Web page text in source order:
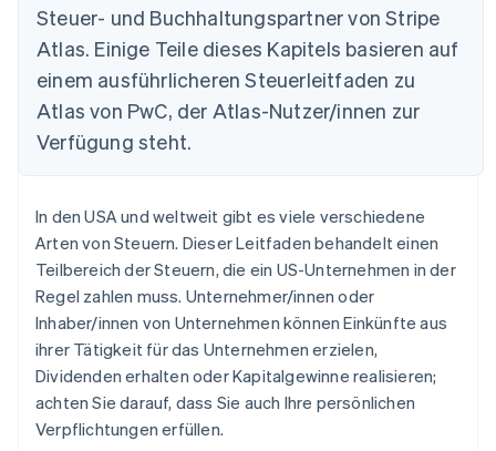
Steuer- und Buchhaltungspartner von Stripe
Atlas. Einige Teile dieses Kapitels basieren auf
einem ausführlicheren Steuerleitfaden zu
Atlas von PwC, der Atlas-Nutzer/innen zur
Verfügung steht.
In den USA und weltweit gibt es viele verschiedene
Arten von Steuern. Dieser Leitfaden behandelt einen
Teilbereich der Steuern, die ein US-Unternehmen in der
Regel zahlen muss. Unternehmer/innen oder
Inhaber/innen von Unternehmen können Einkünfte aus
ihrer Tätigkeit für das Unternehmen erzielen,
Dividenden erhalten oder Kapitalgewinne realisieren;
achten Sie darauf, dass Sie auch Ihre persönlichen
Verpflichtungen erfüllen.